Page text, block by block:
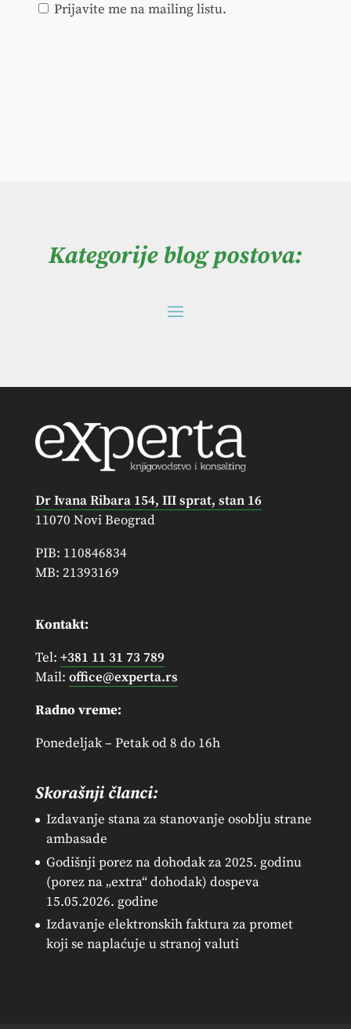
Prijavite me na mailing listu.
Kategorije blog postova:
Dr Ivana Ribara 154, III sprat, stan 16
11070 Novi Beograd
PIB: 110846834
MB: 21393169
Kontakt:
Tel: +381 11 31 73 789
Mail: office@experta.rs
Radno vreme:
Ponedeljak – Petak od 8 do 16h
Skorašnji članci:
Izdavanje stana za stanovanje osoblju strane
ambasade
Godišnji porez na dohodak za 2025. godinu
(porez na „extra“ dohodak) dospeva
15.05.2026. godine
Izdavanje elektronskih faktura za promet
koji se naplaćuje u stranoj valuti